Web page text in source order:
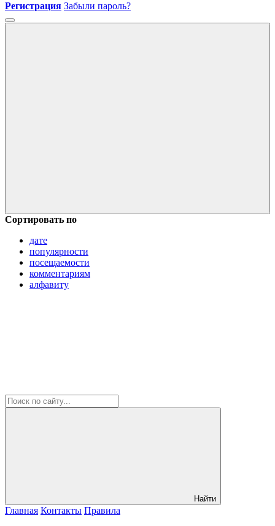
Регистрация Забыли пароль?
Сортировать по
дате
популярности
посещаемости
комментариям
алфавиту
Найти
Главная Контакты Правила